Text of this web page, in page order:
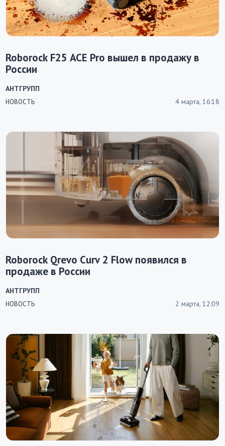
Roborock F25 ACE Pro вышел в продажу в
России
НОВОСТЬ 4 марта, 16:18
АНТГРУПП
Roborock Qrevo Curv 2 Flow появился в
продаже в России
НОВОСТЬ 2 марта, 12:09
АНТГРУПП